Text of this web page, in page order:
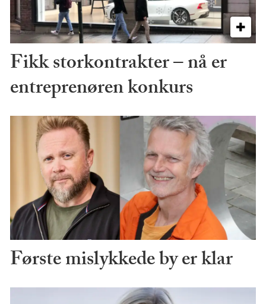
Fikk storkontrakter – nå er
entreprenøren konkurs
Første mislykkede by er klar